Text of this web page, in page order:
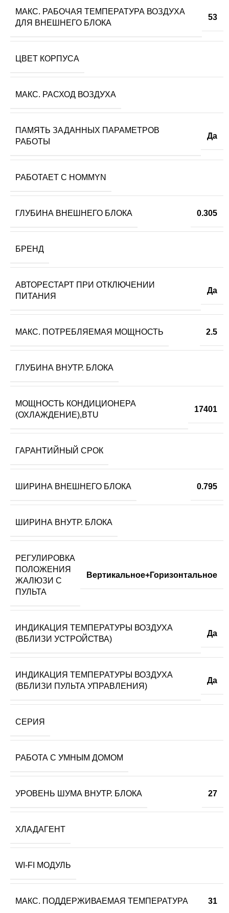
МАКС. РАБОЧАЯ ТЕМПЕРАТУРА ВОЗДУХА
ДЛЯ ВНЕШНЕГО БЛОКА
53
ЦВЕТ КОРПУСА
МАКС. РАСХОД ВОЗДУХА
ПАМЯТЬ ЗАДАННЫХ ПАРАМЕТРОВ
РАБОТЫ
Да
РАБОТАЕТ С HOMMYN
ГЛУБИНА ВНЕШНЕГО БЛОКА 0.305
БРЕНД
АВТОРЕСТАРТ ПРИ ОТКЛЮЧЕНИИ
ПИТАНИЯ
Да
МАКС. ПОТРЕБЛЯЕМАЯ МОЩНОСТЬ 2.5
ГЛУБИНА ВНУТР. БЛОКА
МОЩНОСТЬ КОНДИЦИОНЕРА
(ОХЛАЖДЕНИЕ),BTU
17401
ГАРАНТИЙНЫЙ СРОК
ШИРИНА ВНЕШНЕГО БЛОКА 0.795
ШИРИНА ВНУТР. БЛОКА
РЕГУЛИРОВКА
ПОЛОЖЕНИЯ
ЖАЛЮЗИ С
ПУЛЬТА
Вертикальное+Горизонтальное
ИНДИКАЦИЯ ТЕМПЕРАТУРЫ ВОЗДУХА
(ВБЛИЗИ УСТРОЙСТВА)
Да
ИНДИКАЦИЯ ТЕМПЕРАТУРЫ ВОЗДУХА
(ВБЛИЗИ ПУЛЬТА УПРАВЛЕНИЯ)
Да
СЕРИЯ
РАБОТА С УМНЫМ ДОМОМ
УРОВЕНЬ ШУМА ВНУТР. БЛОКА 27
ХЛАДАГЕНТ
WI-FI МОДУЛЬ
МАКС. ПОДДЕРЖИВАЕМАЯ ТЕМПЕРАТУРА 31